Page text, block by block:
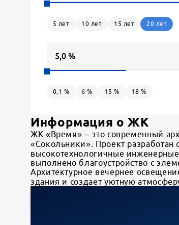
5 лет 10 лет 15 лет 20 лет
0,1 % 6 % 15 % 18 %
Информация о ЖК
ЖК «Время» – это современный
«Сокольники». Проект разработан
высокотехнологичные
выполнено благоустройство с
Архитектурное вечернее
здания и создает уютную